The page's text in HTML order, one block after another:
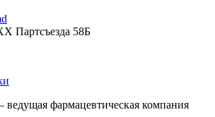
Партсъезда 58Б
фармацевтическая компания